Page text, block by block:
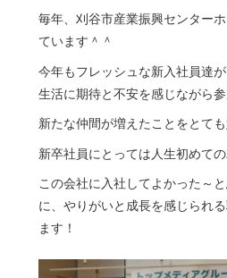
毎年、刈谷市産業振興センター
ています＾＾
今年もフレッシュな新入社員達
生活に期待と不安を感じながら
新たな仲間が増えたことをとて
新卒社員にとっては人生初めての
この会社に入社してよかった～
に、やりがいと成長を感じられ
ます！